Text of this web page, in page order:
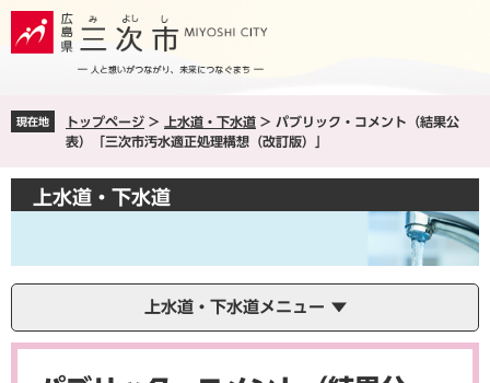
ペ
ジ
メ
ュ
へ
現在地 トップページ > 上水道・下水道 > パブリック・コメント（結果公
表）「三次市汚水適正処理構想（改訂版）」
上水道・下水道
上水道・下水道メニュー
本